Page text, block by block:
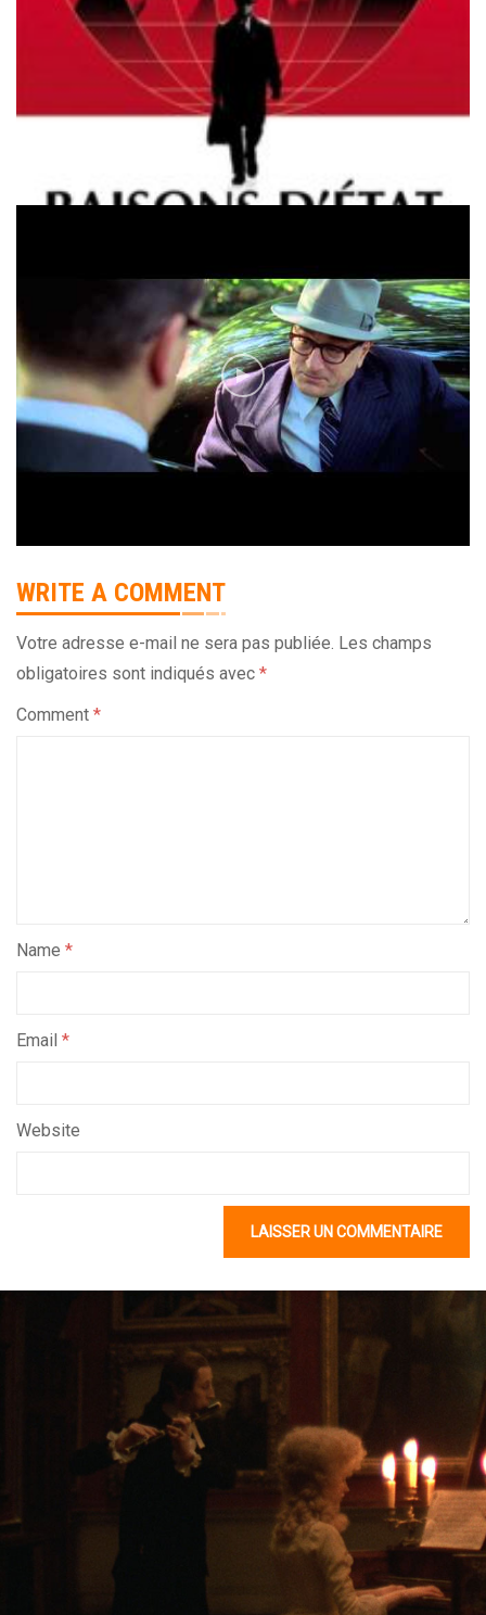
WRITE A COMMENT
Votre adresse e-mail ne sera pas publiée. Les champs
obligatoires sont indiqués avec *
Comment *
Name *
Email *
Website